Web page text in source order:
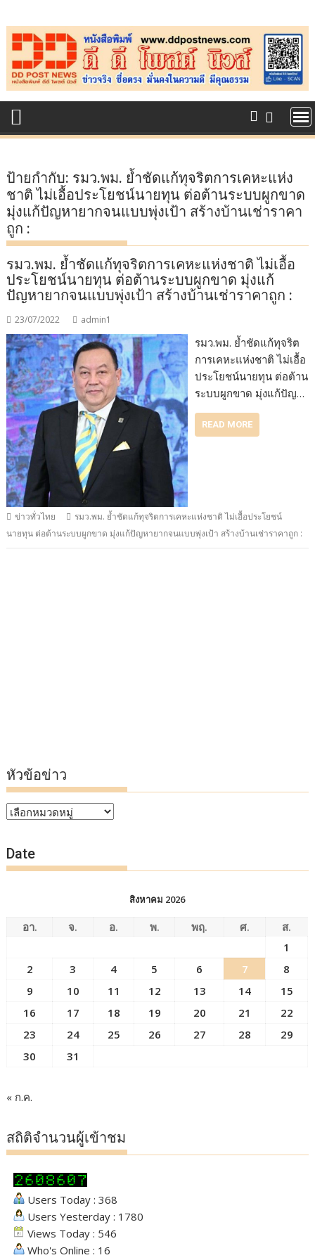
to
content
ป้ายกำกับ: รมว.พม. ย้ำชัดแก้ทุจริตการเคหะแห่ง
ชาติ ไม่เอื้อประโยชน์นายทุน ต่อต้านระบบผูกขาด
มุ่งแก้ปัญหายากจนแบบพุ่งเป้า สร้างบ้านเช่าราคา
ถูก :
รมว.พม. ย้ำชัดแก้ทุจริตการเคหะแห่งชาติ ไม่เอื้อ
ประโยชน์นายทุน ต่อต้านระบบผูกขาด มุ่งแก้
ปัญหายากจนแบบพุ่งเป้า สร้างบ้านเช่าราคาถูก :
23/07/2022 admin1
รมว.พม. ย้ำชัดแก้ทุจริต
การเคหะแห่งชาติ ไม่เอื้อ
ประโยชน์นายทุน ต่อต้าน
ระบบผูกขาด มุ่งแก้ปัญ…
READ MORE
ข่าวทั่วไทย
รมว.พม. ย้ำชัดแก้ทุจริตการเคหะแห่งชาติ ไม่เอื้อประโยชน์
นายทุน ต่อต้านระบบผูกขาด มุ่งแก้ปัญหายากจนแบบพุ่งเป้า สร้างบ้านเช่าราคาถูก :
หัวข้อข่าว
หัวข้อ
Date
สิงหาคม 2026
อา. จ. อ. พ. พฤ. ศ.
ส.
1
2
3 4 5 6 7
8
9
10 11 12 13 14
15
16
17 18 19 20 21
22
23
24 25 26 27 28
29
30
31
« ก.ค.
สถิติจำนวนผู้เข้าชม
Users Today : 368
Users Yesterday : 1780
Views Today : 546
Who's Online : 16